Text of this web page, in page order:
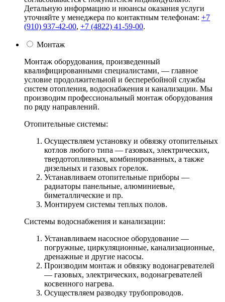
Детальную информацию и нюансы оказания услуги
уточняйте у менеджера по контактным телефонам: +7
(910) 937-42-00, +7 (4822) 41-59-00.
Монтаж
Монтаж оборудования, произведенный
квалифицированными специалистами, — главное
условие продолжительной и бесперебойной службы
систем отопления, водоснабжения и канализации. Мы
производим профессиональный монтаж оборудования
по ряду направлений.
Отопительные системы:
Осуществляем установку и обвязку отопительных
котлов любого типа — газовых, электрических,
твердотопливных, комбинированных, а также
дизельных и газовых горелок.
Устанавливаем отопительные приборы —
радиаторы панельные, алюминиевые,
биметаллические и пр.
Монтируем системы теплых полов.
Системы водоснабжения и канализации:
Устанавливаем насосное оборудование —
погружные, циркуляционные, канализационные,
дренажные и другие насосы.
Производим монтаж и обвязку водонагревателей
— газовых, электрических, водонагревателей
косвенного нагрева.
Осуществляем разводку трубопроводов.